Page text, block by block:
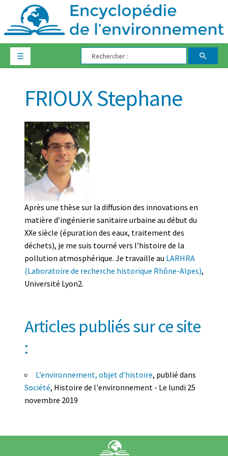
☰
FRIOUX Stephane
Après une thèse sur la diffusion des innovations en
matière d’ingénierie sanitaire urbaine au début du
XXe siècle (épuration des eaux, traitement des
déchets), je me suis tourné vers l’histoire de la
pollution atmosphérique. Je travaille au LARHRA
(Laboratoire de recherche historique Rhône-Alpes),
Université Lyon2.
Articles publiés sur ce site
:
L’environnement, objet d’histoire, publié dans
Société, Histoire de l'environnement - Le lundi 25
novembre 2019